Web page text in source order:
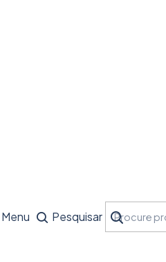
Menu Pesquisar